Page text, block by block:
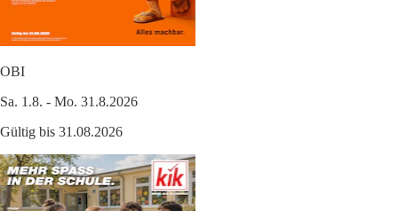
OBI
Sa. 1.8. - Mo. 31.8.2026
Gültig bis 31.08.2026